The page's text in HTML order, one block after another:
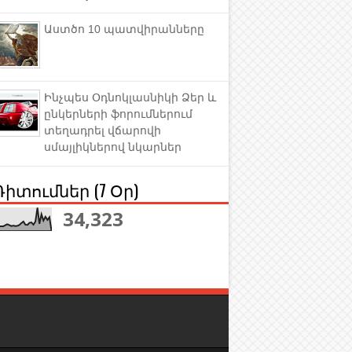
Աստծո 10 պատվիրանները
Ինչպես Օդնոկլասնիկի Ձեր և
ընկերների ֆորումներում
տեղադրել վճարովի
սմայլիկներով նկարներ
(7 Օր)
34,323